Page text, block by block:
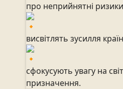
про неприйнятні
висвітлять зусилля
сфокусують увагу на
призначення.